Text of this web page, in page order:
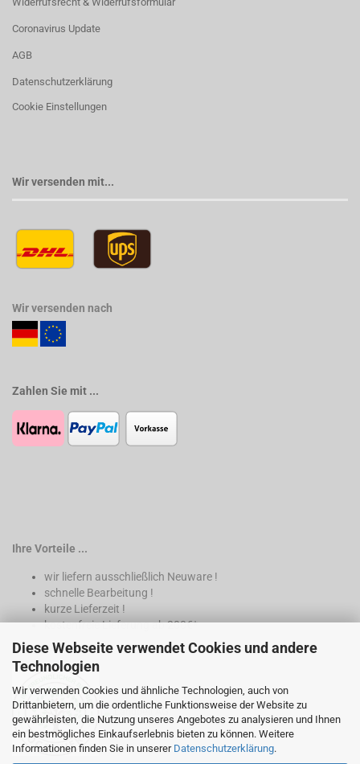
Diese Webseite verwendet Cookies und andere
Technologien
Wir verwenden Cookies und ähnliche Technologien, auch von
Drittanbietern, um die ordentliche Funktionsweise der Website zu
gewährleisten, die Nutzung unseres Angebotes zu analysieren und Ihnen
ein bestmögliches Einkaufserlebnis bieten zu können. Weitere
Informationen finden Sie in unserer Datenschutzerklärung.
Coronavirus Update
AGB
Datenschutzerklärung
Cookie Einstellungen
Wir versenden mit...
Wir versenden nach
Zahlen Sie mit ...
Ihre Vorteile ...
wir liefern ausschließlich Neuware !
schnelle Bearbeitung !
kurze Lieferzeit !
kostenfreie Lieferung ab 200€*
* nur innerhalb Deutschland